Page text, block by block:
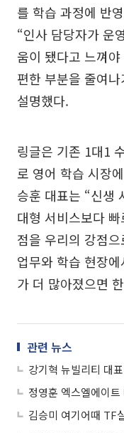
를 학습 과정에 반
“인사 담당자가 운
움이 됐다고 느껴
편한 부분을 줄여
설명했다.
링글은 기존 1대1
로 영어 학습 시장
승훈 대표는 “신생
대형 서비스보다
점을 우리의 강점
업무와 학습 현장
가 더 많아졌으면
관련 뉴스